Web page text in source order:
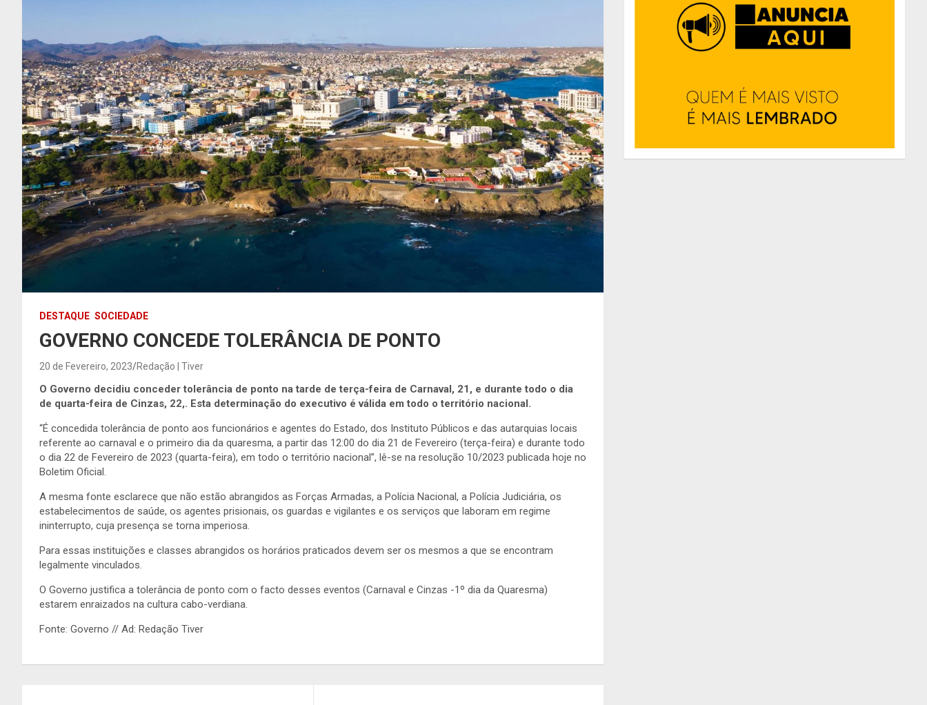
DESTAQUE SOCIEDADE
GOVERNO CONCEDE TOLERÂNCIA DE PONTO
20 de Fevereiro, 2023 Redação | Tiver
O Governo decidiu conceder tolerância de ponto na tarde de terça-feira de Carnaval, 21, e durante todo o dia
de quarta-feira de Cinzas, 22,. Esta determinação do executivo é válida em todo o território nacional.
“É concedida tolerância de ponto aos funcionários e agentes do Estado, dos Instituto Públicos e das autarquias locais
referente ao carnaval e o primeiro dia da quaresma, a partir das 12:00 do dia 21 de Fevereiro (terça-feira) e durante todo
o dia 22 de Fevereiro de 2023 (quarta-feira), em todo o território nacional”, lê-se na resolução 10/2023 publicada hoje no
Boletim Oficial.
A mesma fonte esclarece que não estão abrangidos as Forças Armadas, a Polícia Nacional, a Polícia Judiciária, os
estabelecimentos de saúde, os agentes prisionais, os guardas e vigilantes e os serviços que laboram em regime
ininterrupto, cuja presença se torna imperiosa.
Para essas instituições e classes abrangidos os horários praticados devem ser os mesmos a que se encontram
legalmente vinculados.
O Governo justifica a tolerância de ponto com o facto desses eventos (Carnaval e Cinzas -1º dia da Quaresma)
estarem enraizados na cultura cabo-verdiana.
Fonte: Governo // Ad: Redação Tiver